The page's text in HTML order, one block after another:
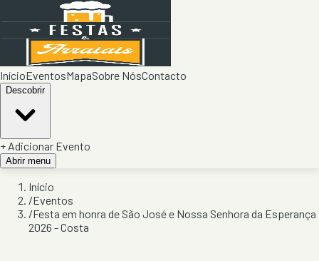
InícioEventosMapaSobre NósContacto
Descobrir
+ Adicionar Evento
Abrir menu
Início
/Eventos
/Festa em honra de São José e Nossa Senhora da Esperança
2026 - Costa